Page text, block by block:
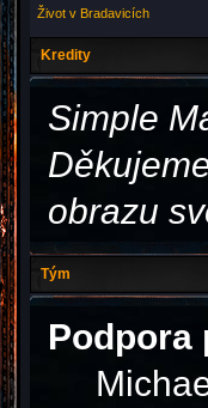
Život v Bradavicích
Kredity
Simple
obrazu
Tým
Podpora